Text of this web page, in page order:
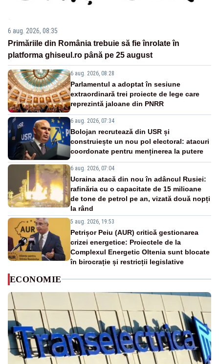
6 aug. 2026, 08:35
Primăriile din România trebuie să fie înrolate în
platforma ghiseul.ro până pe 25 august
6 aug. 2026, 08:28
Parlamentul a adoptat în sesiune
extraordinară trei proiecte de lege care
reprezintă jaloane din PNRR
6 aug. 2026, 07:34
Bolojan recrutează din USR și
construiește un nou pol electoral: atacuri
coordonate pentru menținerea la putere
6 aug. 2026, 07:04
Ucraina atacă din nou în adâncul Rusiei:
rafinăria cu o capacitate de 15 milioane
de tone de petrol pe an, vizată două nopți
la rând
5 aug. 2026, 19:53
Petrișor Peiu (AUR) critică gestionarea
crizei energetice: Proiectele de la
Complexul Energetic Oltenia sunt blocate
în birocrație și restricții legislative
ECONOMIE